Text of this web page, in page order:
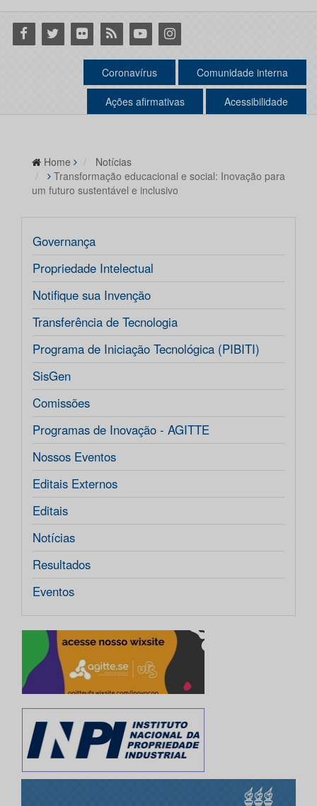
Facebook
Twitter Flickr RSS YoutubeInstagram
Coronavírus Comunidade interna
Ações afirmativas Acessibilidade
Home
Notícias
Transformação educacional e social: Inovação para
um futuro sustentável e inclusivo
Governança
Propriedade Intelectual
Notifique sua Invenção
Transferência de Tecnologia
Programa de Iniciação Tecnológica (PIBITI)
SisGen
Comissões
Programas de Inovação - AGITTE
Nossos Eventos
Editais Externos
Editais
Notícias
Resultados
Eventos